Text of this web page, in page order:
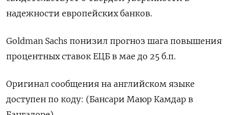
надежности европейских банков.
Goldman Sachs понизил прогноз шага повышения
процентных ставок ЕЦБ в мае до 25 б.п.
Оригинал сообщения на английском языке
доступен по коду: (Бансари Маюр Камдар в